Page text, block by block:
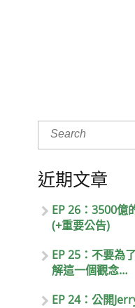
近期文章
EP 26：3500億
(+重要公告)
EP 25：不要為
解這一個觀念…
EP 24：公開